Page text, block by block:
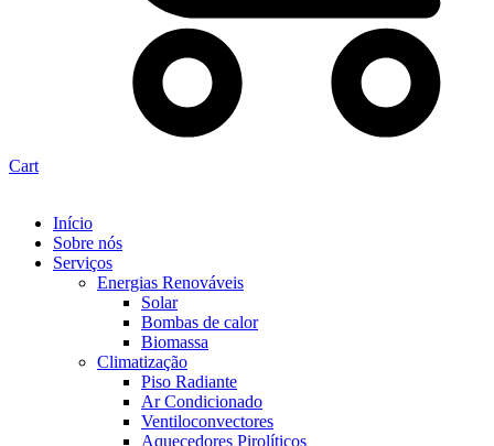
Cart
Início
Sobre nós
Serviços
Energias Renováveis
Solar
Bombas de calor
Biomassa
Climatização
Piso Radiante
Ar Condicionado
Ventiloconvectores
Aquecedores Pirolíticos